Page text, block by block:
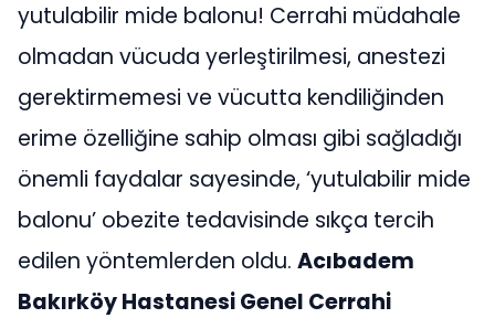
yutulabilir mide balonu! Cerrahi müdahale
olmadan vücuda yerleştirilmesi, anestezi
gerektirmemesi ve vücutta kendiliğinden
erime özelliğine sahip olması gibi sağladığı
önemli faydalar sayesinde, ‘yutulabilir mide
balonu’ obezite tedavisinde sıkça tercih
edilen yöntemlerden oldu. Acıbadem
Bakırköy Hastanesi Genel Cerrahi